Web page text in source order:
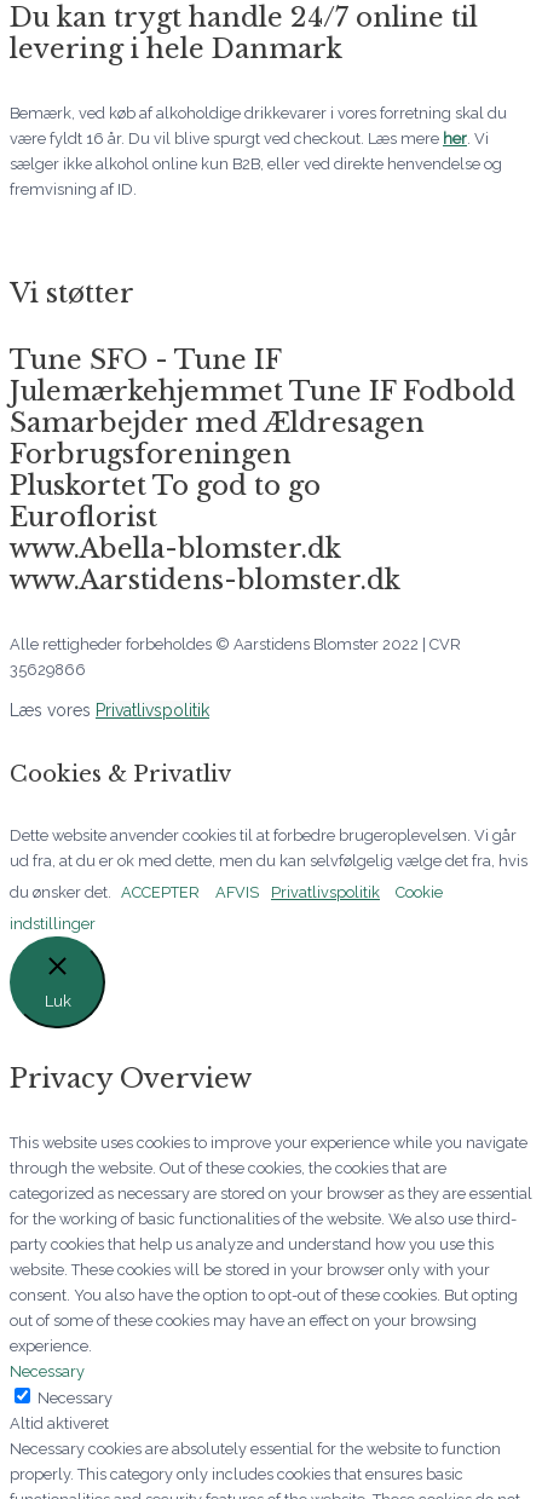
Du kan trygt handle 24/7 online til
levering i hele Danmark
Bemærk, ved køb af alkoholdige drikkevarer i vores forretning skal du
være fyldt 16 år. Du vil blive spurgt ved checkout. Læs mere her. Vi
sælger ikke alkohol online kun B2B, eller ved direkte henvendelse og
fremvisning af ID.
Vi støtter
Tune SFO - Tune IF
Julemærkehjemmet Tune IF Fodbold
Samarbejder med Ældresagen
Forbrugsforeningen
Pluskortet To god to go
Euroflorist
www.Abella-blomster.dk
www.Aarstidens-blomster.dk
Alle rettigheder forbeholdes © Aarstidens Blomster 2022 | CVR
35629866
Læs vores Privatlivspolitik
Cookies & Privatliv
Dette website anvender cookies til at forbedre brugeroplevelsen. Vi går
ud fra, at du er ok med dette, men du kan selvfølgelig vælge det fra, hvis
du ønsker det. ACCEPTER AFVIS Privatlivspolitik
Cookie
indstillinger
Luk
Privacy Overview
This website uses cookies to improve your experience while you navigate
through the website. Out of these cookies, the cookies that are
categorized as necessary are stored on your browser as they are essential
for the working of basic functionalities of the website. We also use third-
party cookies that help us analyze and understand how you use this
website. These cookies will be stored in your browser only with your
consent. You also have the option to opt-out of these cookies. But opting
out of some of these cookies may have an effect on your browsing
experience.
Necessary
Necessary
Altid aktiveret
Necessary cookies are absolutely essential for the website to function
properly. This category only includes cookies that ensures basic